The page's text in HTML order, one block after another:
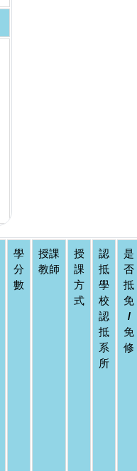
學
分
數
授課
教師
授
課
方
式
認
抵
學
校
認
抵
系
所
是
否
抵
免
/
免
修